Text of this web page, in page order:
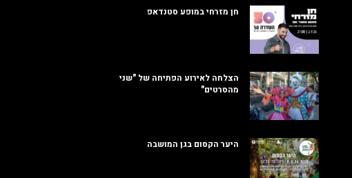
חן מזרחי במופע סטנדאפ
הצלחה לאירוע הפתיחה של "שני
מהסרטים"
היער הקסום בגן המושבה